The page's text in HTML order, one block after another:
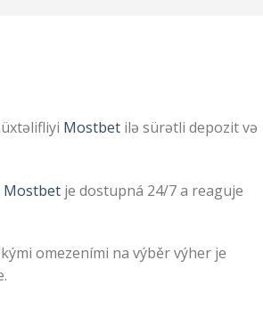
Mostbet ilə sürətli depozit və
Mostbet je dostupná 24/7 a reaguje
omezeními na výběr výher je